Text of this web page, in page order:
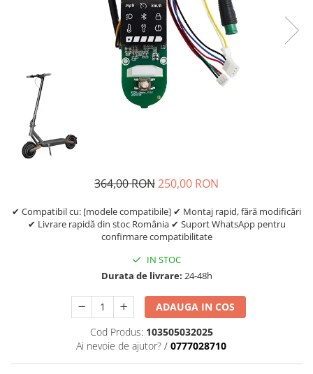
https://www.doctortrotineta.ro/lumini
Faruri
https://www.doctortrotineta.ro/cadru
Aparatori (aripi)
Cricuri trotineta
Suruburi
364,00 RON250,00 RON
✔ Compatibil cu: [modele compatibile] ✔ Montaj rapid, fără modificări
✔ Livrare rapidă din stoc România ✔ Suport WhatsApp pentru
confirmare compatibilitate
IN STOC
Durata de livrare: 24-48h
ADAUGA IN COS
Cod Produs: 103505032025
Ai nevoie de ajutor? / 0777028710